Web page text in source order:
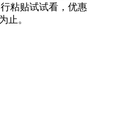
粘贴试试看，优惠
止。